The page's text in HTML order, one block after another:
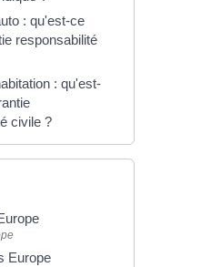
: qu'est-ce
responsabilité
: qu'est-
civile ?
Europe